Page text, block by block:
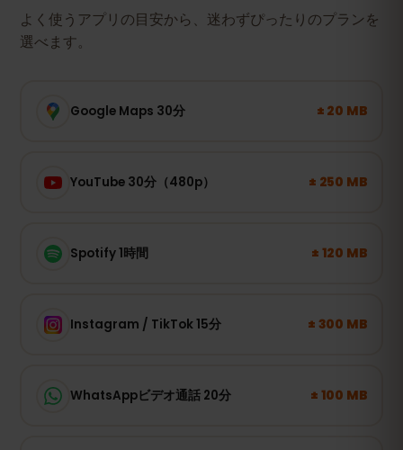
よく使うアプリの目安から、迷わずぴったりのプランを
選べます。
Google Maps 30分 ± 20 MB
YouTube 30分（480p） ± 250 MB
Spotify 1時間 ± 120 MB
Instagram / TikTok 15分 ± 300 MB
WhatsAppビデオ通話 20分 ± 100 MB